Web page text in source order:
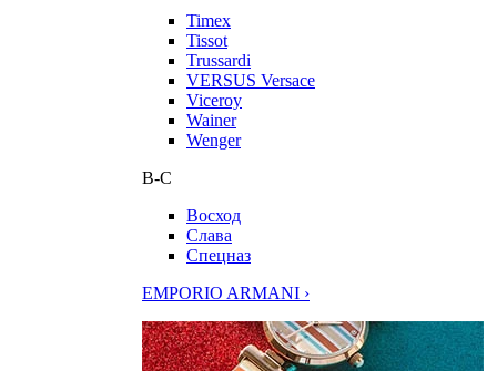
Timex
Tissot
Trussardi
VERSUS Versace
Viceroy
Wainer
Wenger
В-С
Восход
Слава
Спецназ
EMPORIO ARMANI ›